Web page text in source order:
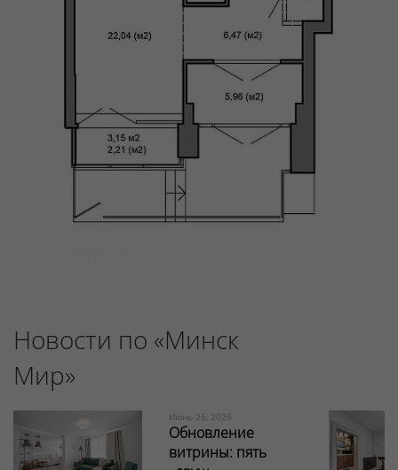
Новости по «Минск
Мир»
Июнь 26, 2026
Обновление
витрины: пять